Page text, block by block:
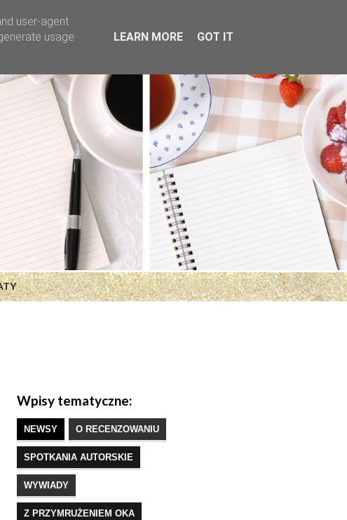
Wpisy tematyczne:
NEWSY O RECENZOWANIU
SPOTKANIA AUTORSKIE
WYWIADY
Z PRZYMRUŻENIEM OKA
user-agent
usage
LEARN MORE GOT IT